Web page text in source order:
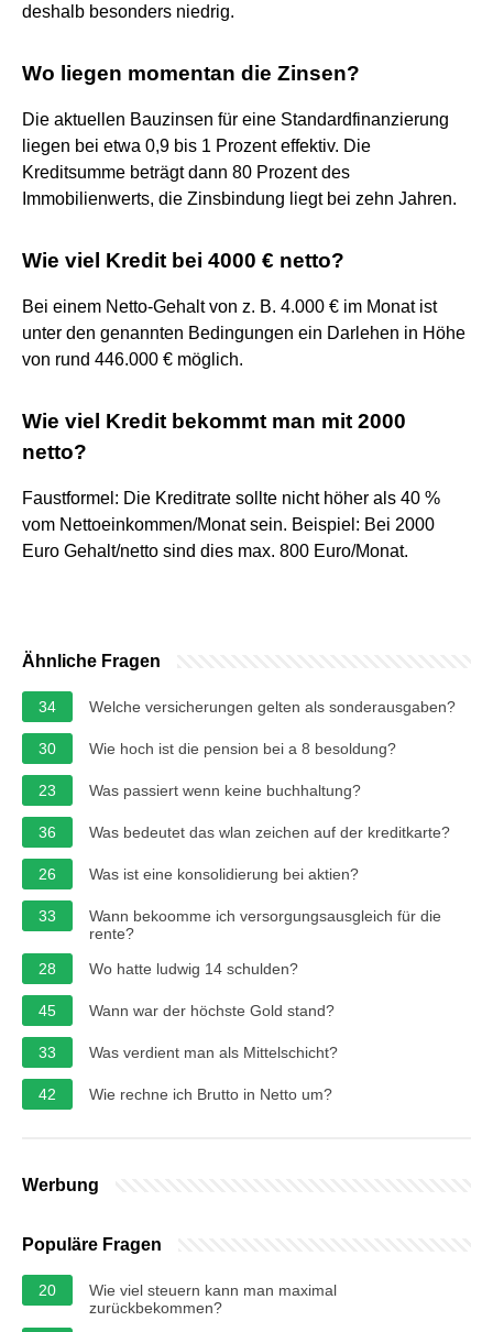
deshalb besonders niedrig.
Wo liegen momentan die Zinsen?
Die aktuellen Bauzinsen für eine Standardfinanzierung
liegen bei etwa 0,9 bis 1 Prozent effektiv. Die
Kreditsumme beträgt dann 80 Prozent des
Immobilienwerts, die Zinsbindung liegt bei zehn Jahren.
Wie viel Kredit bei 4000 € netto?
Bei einem Netto-Gehalt von z. B. 4.000 € im Monat ist
unter den genannten Bedingungen ein Darlehen in Höhe
von rund 446.000 € möglich.
Wie viel Kredit bekommt man mit 2000
netto?
Faustformel: Die Kreditrate sollte nicht höher als 40 %
vom Nettoeinkommen/Monat sein. Beispiel: Bei 2000
Euro Gehalt/netto sind dies max. 800 Euro/Monat.
Ähnliche Fragen
34 Welche versicherungen gelten als sonderausgaben?
30 Wie hoch ist die pension bei a 8 besoldung?
23 Was passiert wenn keine buchhaltung?
36 Was bedeutet das wlan zeichen auf der kreditkarte?
26 Was ist eine konsolidierung bei aktien?
33
Wann bekoomme ich versorgungsausgleich für die
rente?
28
Wo hatte ludwig 14 schulden?
45 Wann war der höchste Gold stand?
33 Was verdient man als Mittelschicht?
42 Wie rechne ich Brutto in Netto um?
Werbung
Populäre Fragen
20
Wie viel steuern kann man maximal
zurückbekommen?